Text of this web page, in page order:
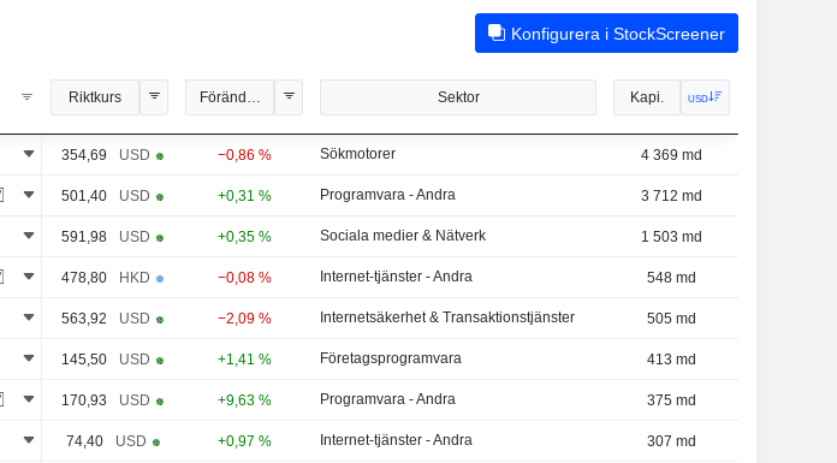
Konfigurera i StockScreener
Riktkurs Förändring Sektor Kapi. USD
354,69 USD −0,86 % Sökmotorer 4 369 md
501,40 USD +0,31 % Programvara - Andra 3 712 md
591,98 USD +0,35 % Sociala medier & Nätverk 1 503 md
478,80 HKD −0,08 % Internet-tjänster - Andra 548 md
563,92 USD −2,09 % Internetsäkerhet & Transaktionstjänster 505 md
145,50 USD +1,41 % Företagsprogramvara 413 md
170,93 USD +9,63 % Programvara - Andra 375 md
74,40 USD +0,97 % Internet-tjänster - Andra 307 md